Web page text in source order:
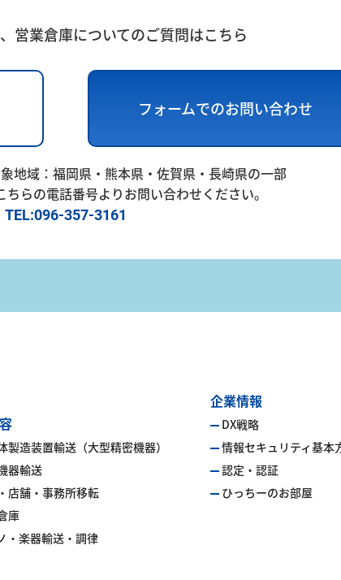
営業倉庫についてのご質問はこちら
フォームでのお問い合わせ
地域： 福岡県・熊本県・佐賀県・長崎県の一部
らの電話番号よりお問い合わせください。
TEL:096-357-3161
製造装置輸送（大型精密機器）
器輸送
店舗・事務所移転
庫
・楽器輸送・調律
企業情報
DX戦略
情報セキュリティ基本
認定・認証
ひっちーのお部屋